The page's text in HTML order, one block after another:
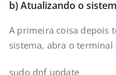
b) Atualizando o
A primeira coisa depois
sistema, abra o
sudo dnf update